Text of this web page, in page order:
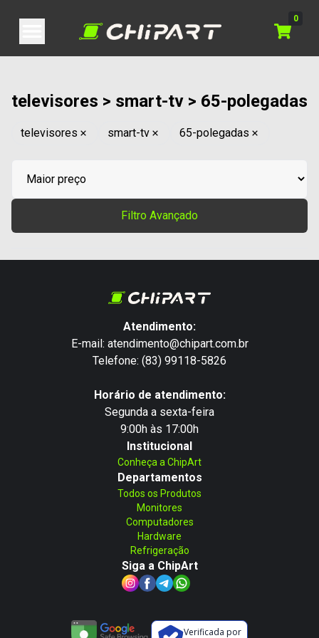
0
televisores > smart-tv > 65-polegadas
televisores smart-tv 65-polegadas
Filtro Avançado
Atendimento:
E-mail: atendimento@chipart.com.br
Telefone: (83) 99118-5826
Horário de atendimento:
Segunda a sexta-feira
9:00h às 17:00h
Institucional
Conheça a ChipArt
Departamentos
Todos os Produtos
Monitores
Computadores
Hardware
Refrigeração
Siga a ChipArt
Verificada por